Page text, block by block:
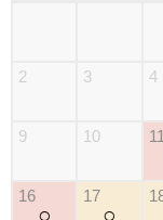
2 3 4
9 10 11
16 17